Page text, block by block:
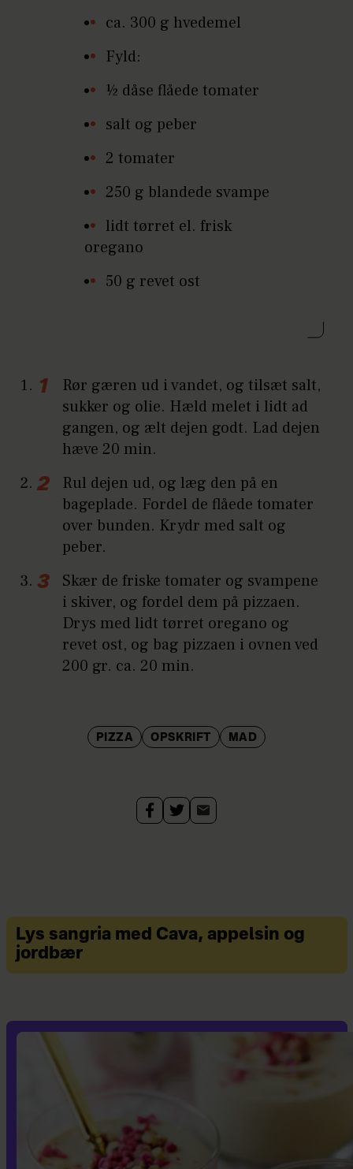
ca. 300 g hvedemel
Fyld:
½ dåse flåede tomater
salt og peber
2 tomater
250 g blandede svampe
lidt tørret el. frisk
oregano
50 g revet ost
Rør gæren ud i vandet, og tilsæt salt,
sukker og olie. Hæld melet i lidt ad
gangen, og ælt dejen godt. Lad dejen
hæve 20 min.
Rul dejen ud, og læg den på en
bageplade. Fordel de flåede tomater
over bunden. Krydr med salt og
peber.
Skær de friske tomater og svampene
i skiver, og fordel dem på pizzaen.
Drys med lidt tørret oregano og
revet ost, og bag pizzaen i ovnen ved
200 gr. ca. 20 min.
PIZZA OPSKRIFT MAD
Lys sangria med Cava, appelsin og
jordbær